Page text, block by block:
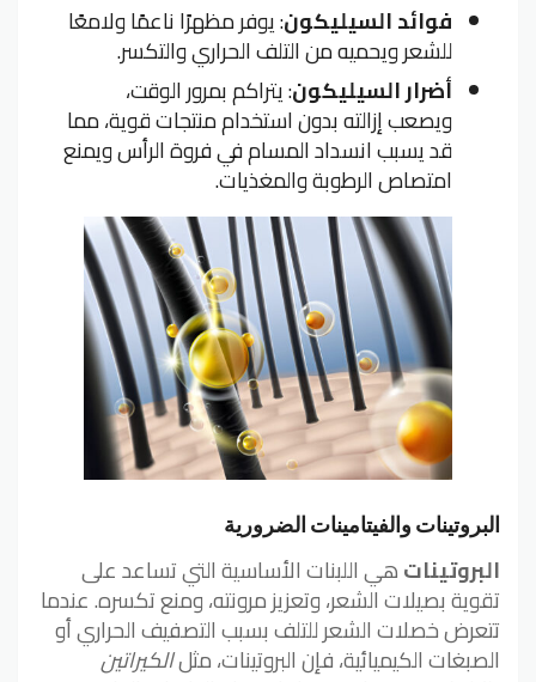
فوائد السيليكون: يوفر مظهرًا ناعمًا ولامعًا
للشعر ويحميه من التلف الحراري والتكسر.
أضرار السيليكون: يتراكم بمرور الوقت،
ويصعب إزالته بدون استخدام منتجات قوية، مما
قد يسبب انسداد المسام في فروة الرأس ويمنع
امتصاص الرطوبة والمغذيات.
البروتينات والفيتامينات الضرورية
البروتيناتهي اللبنات الأساسية التي تساعد على
تقوية بصيلات الشعر، وتعزيز مرونته، ومنع تكسره. عندما
تتعرض خصلات الشعر للتلف بسبب التصفيف الحراري أو
الصبغات الكيميائية، فإن البروتينات، مثلالكيراتين